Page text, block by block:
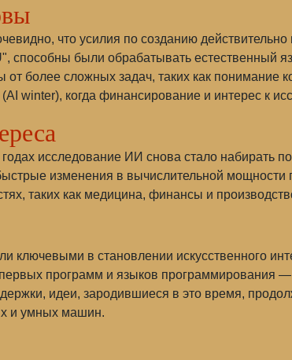
что усилия по созданию
способны были обрабатывать естественный
от более сложных задач, таких как понимание
winter), когда финансирование и интерес к
исследование ИИ снова стало набирать
изменения в вычислительной
таких как медицина, финансы и
ключевыми в становлении искусственного
программ и языков программирования
идеи, зародившиеся в это время,
и умных машин.